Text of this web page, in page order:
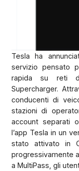
Tesla ha
servizio pensato
rapida su reti
Supercharger.
conducenti di
stazioni di
account separati
l’app Tesla in un
stato attivato in
progressivamente
a MultiPass, gli